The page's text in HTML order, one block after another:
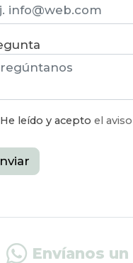
He leído y acepto el
Envíanos